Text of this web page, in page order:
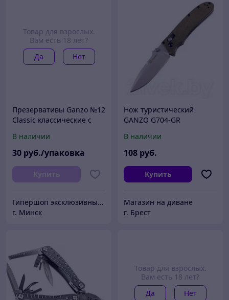
Товар для взрослых.
Вам есть 18 лет?
Да
Нет
Презервативы Ganzo №12
Classic классические с
В наличии
30 руб./упаковка
Купить
Гипершоп эксклюзивных товаров
г. Минск
Нож туристический
GANZO G704-GR
В наличии
108 руб.
Купить
Магазин на диване
г. Брест
Товар для взрослых.
Вам есть 18 лет?
Да
Нет